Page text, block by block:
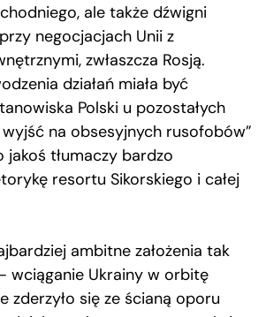
ale także dźwigni
negocjacjach Unii z
zwłaszcza Rosją.
działań miała być
Polski u pozostałych
na obsesyjnych rusofobów”
jakoś tłumaczy bardzo
resortu Sikorskiego i całej
ambitne założenia tak
wciąganie Ukrainy w orbitę
zderzyło się ze ścianą oporu